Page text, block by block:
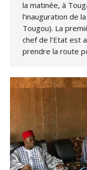
la matinée, à
l’inauguration de
Tougou). La
chef de l’Etat est
prendre la route